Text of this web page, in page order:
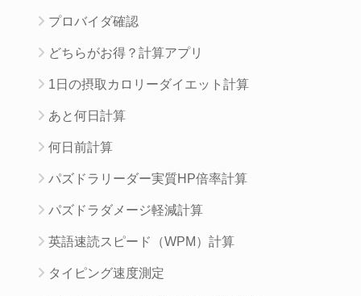
プロバイダ確認
どちらがお得？計算アプリ
1日の摂取カロリーダイエット計算
あと何日計算
何日前計算
パズドラリーダー実質HP倍率計算
パズドラダメージ軽減計算
英語速読スピード（WPM）計算
タイピング速度測定